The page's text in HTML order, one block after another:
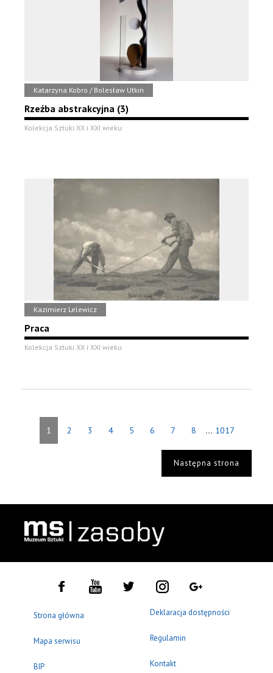
Katarzyna Kobro / Bolesław Utkin
Rzeźba abstrakcyjna (3)
Kolekcja Sztuki XX i XXI wieku
Kazimierz Lelewicz
Praca
Kolekcja Sztuki XX i XXI wieku
1 2 3 4 5 6 7 8 ... 1017
Następna strona
Strona główna
Mapa serwisu
BIP
Deklaracja dostępności
Regulamin
Kontakt